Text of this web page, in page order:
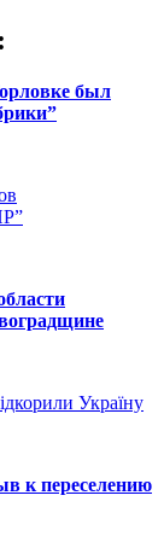
:
был
Україну
к переселению